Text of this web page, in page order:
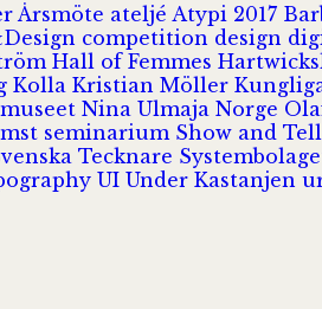
Årsmöte ateljé Atypi 2017
competition design
Hall of Femmes
Kolla Kristian Möller
Nina Ulmaja Norge
seminarium Show and Tell
Tecknare
UI Under Kastanjen